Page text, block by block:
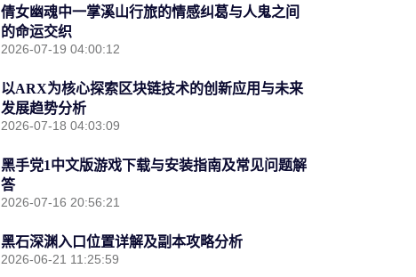
倩女幽魂中一掌溪山行旅的情感纠葛与人鬼之间
的命运交织
2026-07-19 04:00:12
以ARX为核心探索区块链技术的创新应用与未来
发展趋势分析
2026-07-18 04:03:09
黑手党1中文版游戏下载与安装指南及常见问题解
答
2026-07-16 20:56:21
黑石深渊入口位置详解及副本攻略分析
2026-06-21 11:25:59